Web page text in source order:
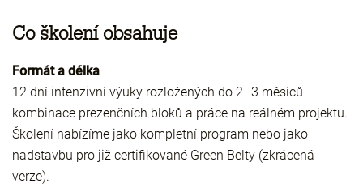
Co školení obsahuje
Formát a délka
12 dní intenzivní výuky rozložených do 2–3 měsíců —
kombinace prezenčních bloků a práce na reálném projektu.
Školení nabízíme jako kompletní program nebo jako
nadstavbu pro již certifikované Green Belty (zkrácená
verze).